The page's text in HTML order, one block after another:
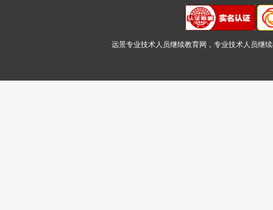
远景专业技术人员继续教育网，专业技术人员继